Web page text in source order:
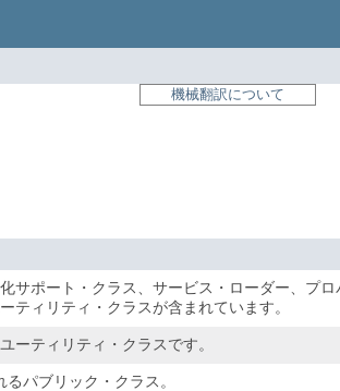
機械翻訳について
サポート・クラス、サービス・ローダー、プ
ティリティ・クラスが含まれています。
ーティリティ・クラスです。
パブリック・クラス。